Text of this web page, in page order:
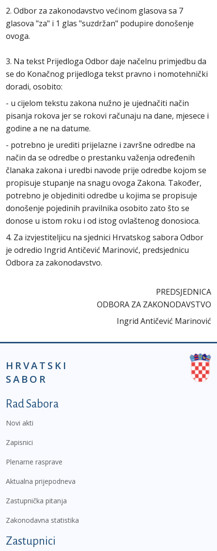
2. Odbor za zakonodavstvo većinom glasova sa 7
glasova "za" i 1 glas "suzdržan" podupire donošenje
ovoga.
3. Na tekst Prijedloga Odbor daje načelnu primjedbu da
se do Konačnog prijedloga tekst pravno i nomotehnički
doradi, osobito:
- u cijelom tekstu zakona nužno je ujednačiti način
pisanja rokova jer se rokovi računaju na dane, mjesece i
godine a ne na datume.
- potrebno je urediti prijelazne i završne odredbe na
način da se odredbe o prestanku važenja određenih
članaka zakona i uredbi navode prije odredbe kojom se
propisuje stupanje na snagu ovoga Zakona. Također,
potrebno je objediniti odredbe u kojima se propisuje
donošenje pojedinih pravilnika osobito zato što se
donose u istom roku i od istog ovlaštenog donosioca.
4. Za izvjestiteljicu na sjednici Hrvatskog sabora Odbor
je odredio Ingrid Antičević Marinović, predsjednicu
Odbora za zakonodavstvo.
PREDSJEDNICA
ODBORA ZA ZAKONODAVSTVO
Ingrid Antičević Marinović
HRVATSKI
SABOR
Podnožje prvi izbornik
Rad Sabora
Novi akti
Zapisnici
Plenarne rasprave
Aktualna prijepodneva
Zastupnička pitanja
Zakonodavna statistika
Zastupnici